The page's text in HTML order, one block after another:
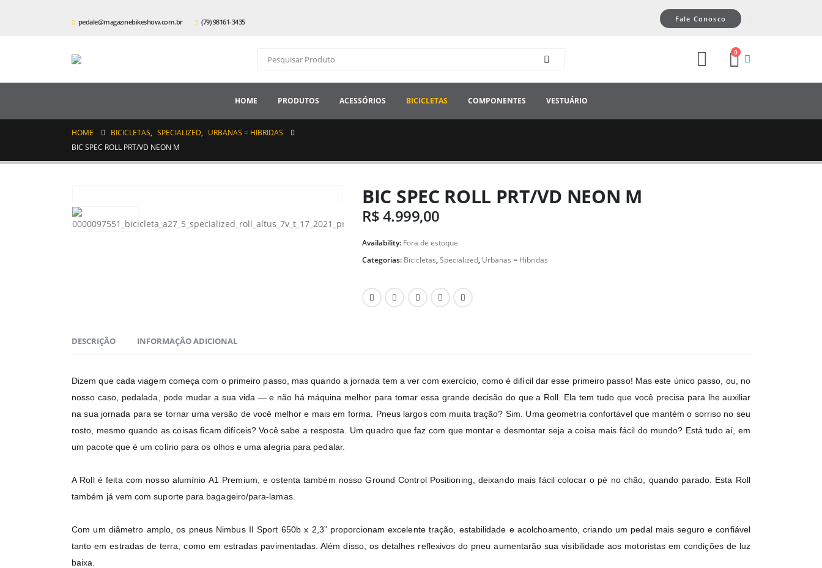
pedale@magazinebikeshow.com.br (79) 98161-3435 Fale Conosco
0
HOME PRODUTOS ACESSÓRIOS BICICLETAS COMPONENTES VESTUÁRIO
HOME BICICLETAS, SPECIALIZED, URBANAS = HIBRIDAS
BIC SPEC ROLL PRT/VD NEON M
BIC SPEC ROLL PRT/VD NEON M
R$4.999,00
Availability: Fora de estoque
Categorias: Bicicletas,Specialized, Urbanas = Hibridas
DESCRIÇÃO INFORMAÇÃO ADICIONAL
Dizem que cada viagem começa com o primeiro passo, mas quando a jornada tem a ver com exercício, como é difícil dar esse primeiro passo! Mas este único passo, ou, no
nosso caso, pedalada, pode mudar a sua vida — e não há máquina melhor para tomar essa grande decisão do que a Roll. Ela tem tudo que você precisa para lhe auxiliar
na sua jornada para se tornar uma versão de você melhor e mais em forma. Pneus largos com muita tração? Sim. Uma geometria confortável que mantém o sorriso no seu
rosto, mesmo quando as coisas ficam difíceis? Você sabe a resposta. Um quadro que faz com que montar e desmontar seja a coisa mais fácil do mundo? Está tudo aí, em
um pacote que é um colírio para os olhos e uma alegria para pedalar.
A Roll é feita com nosso alumínio A1 Premium, e ostenta também nosso Ground Control Positioning, deixando mais fácil colocar o pé no chão, quando parado. Esta Roll
também já vem com suporte para bagageiro/para-lamas.
Com um diâmetro amplo, os pneus Nimbus II Sport 650b x 2,3” proporcionam excelente tração, estabilidade e acolchoamento, criando um pedal mais seguro e confiável
tanto em estradas de terra, como em estradas pavimentadas. Além disso, os detalhes reflexivos do pneu aumentarão sua visibilidade aos motoristas em condições de luz
baixa.